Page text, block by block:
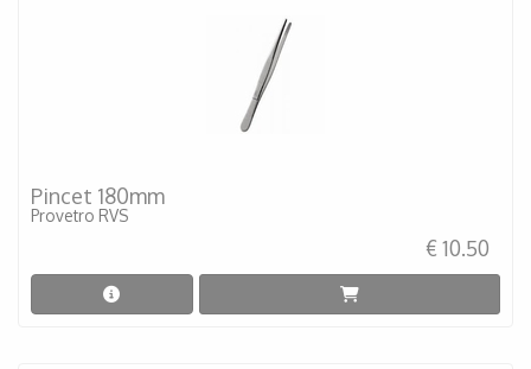
Pincet 180mm
Provetro RVS
€ 10.50